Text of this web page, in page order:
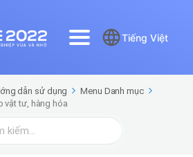
Tiếng Việt
dẫn sử dụng
Menu Danh mục
vật tư, hàng hóa